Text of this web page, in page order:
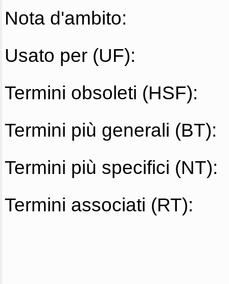
Nota d'ambito:
Usato per (UF):
Termini obsoleti (HSF):
Termini più generali (BT):
Termini più specifici (NT):
Termini associati (RT):